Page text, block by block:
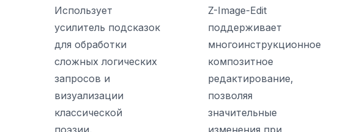
Использует
усилитель подсказок
для обработки
сложных логических
запросов и
визуализации
классической
поэзии,
Z-Image-Edit
поддерживает
многоинструкционное
композитное
редактирование,
позволяя
значительные
изменения при